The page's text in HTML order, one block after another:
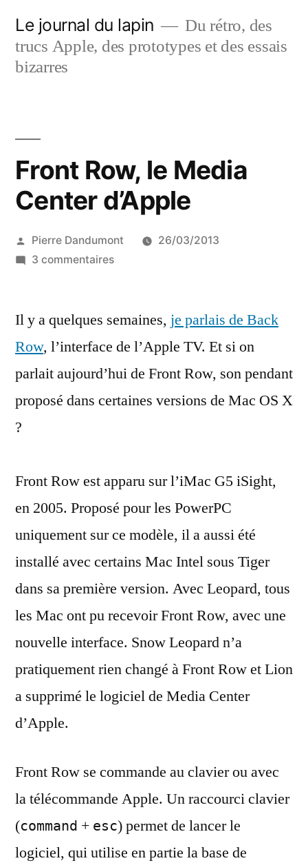
contenu
Le journal du lapin
Du rétro, des
trucs Apple, des prototypes et des essais
bizarres
Front Row, le Media
Center d’Apple
Publié
par
Pierre Dandumont
26/03/2013
3 commentairessur
le
Center
d’Apple
Il y a quelques semaines, je parlais de Back
Row, l’interface de l’Apple TV. Et si on
parlait aujourd’hui de Front Row, son pendant
proposé dans certaines versions de Mac OS X
?
Front Row est apparu sur l’iMac G5 iSight,
en 2005. Proposé pour les PowerPC
uniquement sur ce modèle, il a aussi été
installé avec certains Mac Intel sous Tiger
dans sa première version. Avec Leopard, tous
les Mac ont pu recevoir Front Row, avec une
nouvelle interface. Snow Leopard n’a
pratiquement rien changé à Front Row et Lion
a supprimé le logiciel de Media Center
d’Apple.
Front Row se commande au clavier ou avec
la télécommande Apple. Un raccourci clavier
(command + esc) permet de lancer le
logiciel, qui utilise en partie la base de